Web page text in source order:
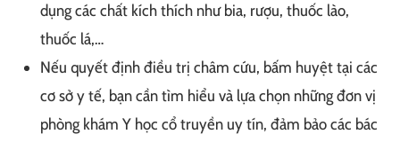
dụng các chất kích thích như bia, rượu, thuốc lào,
thuốc lá,…
Nếu quyết định điều trị châm cứu, bấm huyệt tại các
cơ sở y tế, bạn cần tìm hiểu và lựa chọn những đơn vị
phòng khám Y học cổ truyền uy tín, đảm bảo các bác